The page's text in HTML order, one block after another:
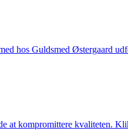
hos Guldsmed Østergaard
at kompromittere kvaliteten.